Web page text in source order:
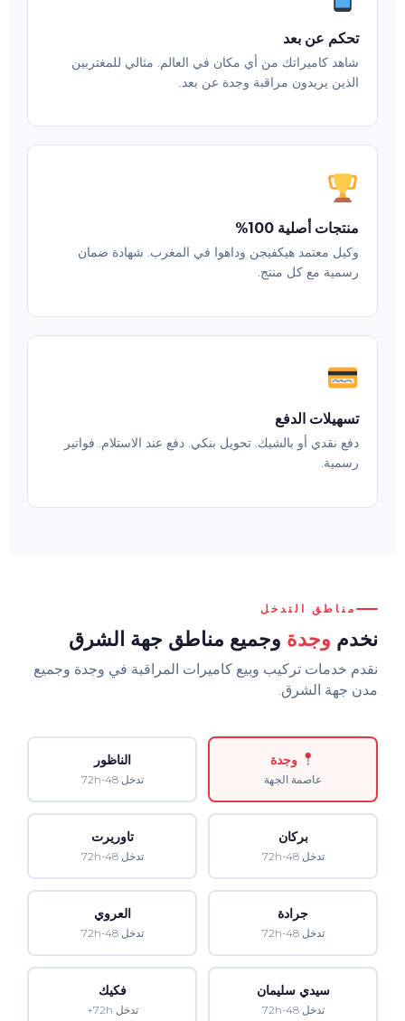
تحكم عن بعد
شاهد كاميراتك من أي مكان في العالم. مثالي للمغتربين
الذين يريدون مراقبة وجدة عن بعد.
منتجات أصلية 100%
وكيل معتمد هيكفيجن وداهوا في المغرب. شهادة ضمان
رسمية مع كل منتج.
تسهيلات الدفع
دفع نقدي أو بالشيك. تحويل بنكي. دفع عند الاستلام. فواتير
رسمية.
مناطق التدخل
نخدم وجدة وجميع مناطق جهة الشرق
نقدم خدمات تركيب وبيع كاميرات المراقبة في وجدة وجميع
مدن جهة الشرق.
وجدة
عاصمة الجهة
الناظور
تدخل 48-72h
بركان
تدخل 48-72h
تاوريرت
تدخل 48-72h
جرادة
تدخل 48-72h
العروي
تدخل 48-72h
سيدي سليمان
تدخل 48-72h
فكيك
تدخل 72h+